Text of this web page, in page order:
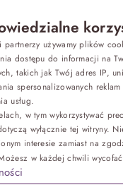
Z
partnerzy używamy plików
dostępu do informacji na
takich jak Twój adres IP,
spersonalizowanych
usług.
w tym wykorzystywać
wyłącznie tej witryny.
interesie zamiast na
w każdej chwili